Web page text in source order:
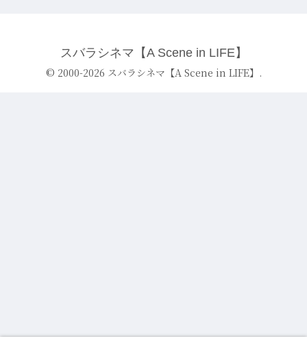
スバラシネマ【A Scene in LIFE】
© 2000-2026 スバラシネマ【A Scene in LIFE】.